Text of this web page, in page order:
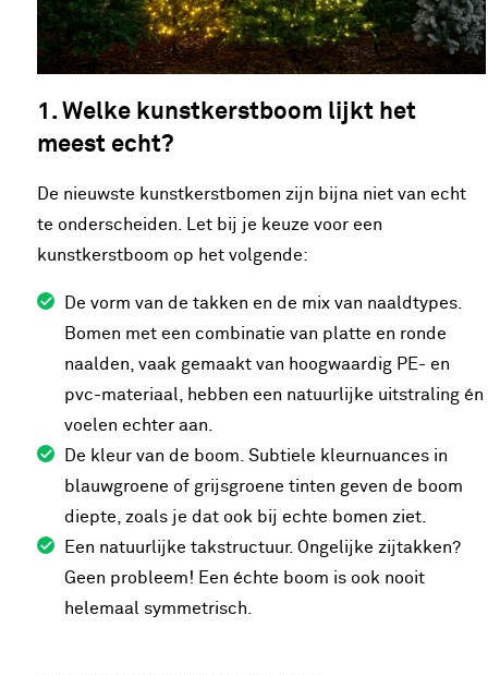
1. Welke kunstkerstboom lijkt het
meest echt?
De nieuwste kunstkerstbomen zijn bijna niet van echt
te onderscheiden. Let bij je keuze voor een
kunstkerstboom op het volgende:
De vorm van de takken en de mix van naaldtypes.
Bomen met een combinatie van platte en ronde
naalden, vaak gemaakt van hoogwaardig PE- en
pvc-materiaal, hebben een natuurlijke uitstraling én
voelen echter aan.
De kleur van de boom. Subtiele kleurnuances in
blauwgroene of grijsgroene tinten geven de boom
diepte, zoals je dat ook bij echte bomen ziet.
Een natuurlijke takstructuur. Ongelijke zijtakken?
Geen probleem! Een échte boom is ook nooit
helemaal symmetrisch.